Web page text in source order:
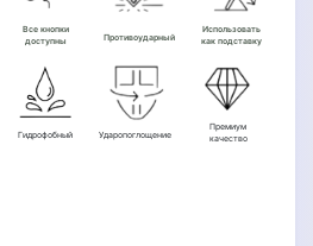
Все кнопки
доступны
Противоударный
Использовать
как подставку
Гидрофобный Ударопоглощение
Премиум
качество